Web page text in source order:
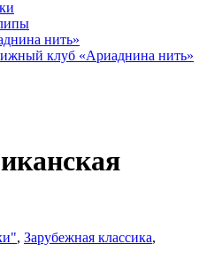
нить»
клуб «Ариаднина нить»
, Зарубежная классика,